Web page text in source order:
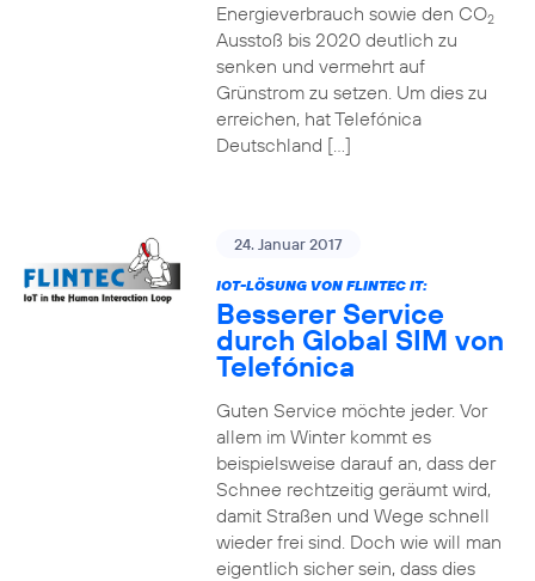
Energieverbrauch sowie den CO2
Ausstoß bis 2020 deutlich zu
senken und vermehrt auf
Grünstrom zu setzen. Um dies zu
erreichen, hat Telefónica
Deutschland […]
24. Januar 2017
IOT-LÖSUNG VON FLINTEC IT:
Besserer Service
durch Global SIM von
Telefónica
Guten Service möchte jeder. Vor
allem im Winter kommt es
beispielsweise darauf an, dass der
Schnee rechtzeitig geräumt wird,
damit Straßen und Wege schnell
wieder frei sind. Doch wie will man
eigentlich sicher sein, dass dies